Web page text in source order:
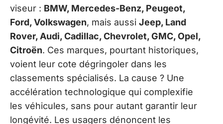
viseur : BMW, Mercedes-Benz, Peugeot,
Ford, Volkswagen, mais aussi Jeep, Land
Rover, Audi, Cadillac, Chevrolet, GMC, Opel,
Citroën. Ces marques, pourtant historiques,
voient leur cote dégringoler dans les
classements spécialisés. La cause ? Une
accélération technologique qui complexifie
les véhicules, sans pour autant garantir leur
longévité. Les usagers dénoncent les